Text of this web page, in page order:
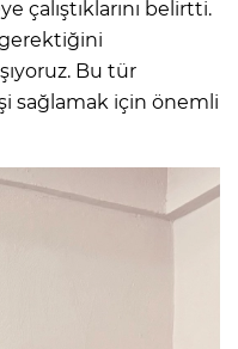
çalıştıklarını belirtti.
Bu tür
sağlamak için önemli